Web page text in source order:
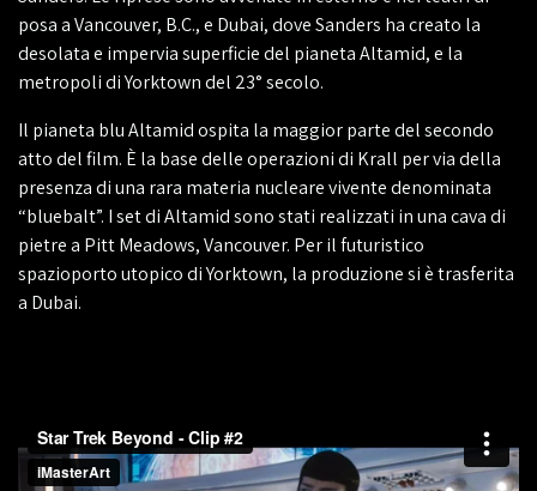
posa a Vancouver, B.C., e Dubai, dove Sanders ha creato la
desolata e impervia superficie del pianeta Altamid, e la
metropoli di Yorktown del 23° secolo.
Il pianeta blu Altamid ospita la maggior parte del secondo
atto del film. È la base delle operazioni di Krall per via della
presenza di una rara materia nucleare vivente denominata
“bluebalt”. I set di Altamid sono stati realizzati in una cava di
pietre a Pitt Meadows, Vancouver. Per il futuristico
spazioporto utopico di Yorktown, la produzione si è trasferita
a Dubai.